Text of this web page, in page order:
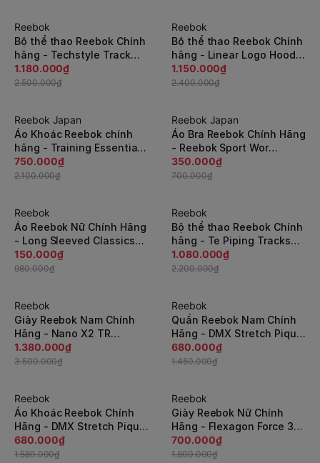
-53%
Reebok
Bộ thể thao Reebok Chính
hãng - Techstyle Track
Suit - Đen | JapanSport
GT5729
1.180.000₫
2.500.000₫
-53%
Reebok
Bộ thể thao Reebok Chính
hãng - Linear Logo Hoodie
Track Suit - Đen |
JapanSport FT0918
1.150.000₫
2.400.000₫
-65%
Reebok Japan
Áo Khoác Reebok chính
hãng - Training Essentials
Woven Linear Logo - Xanh
| JapanSport FU2192
750.000₫
2.100.000₫
-50%
Reebok Japan
Áo Bra Reebok Chính Hãng
- Reebok Sport Wor
Racerback - Cam |
JapanSport DH1957
350.000₫
700.000₫
-85%
Reebok
Áo Reebok Nữ Chính Hãng
- Long Sleeved Classics
Crop - White | JapanSport
- CF3148
150.000₫
980.000₫
-51%
Reebok
Bộ thể thao Reebok Chính
hãng - Te Piping Tracksuit
- Đen | JapanSport
GS9309
1.080.000₫
2.200.000₫
-61%
Reebok
Giày Reebok Nam Chính
Hãng - Nano X2 TR
Adventure - Xám |
JapanSport GY2117
1.380.000₫
3.500.000₫
-54%
Reebok
Quần Reebok Nam Chính
Hãng - DMX Stretch Pique
Pant - Xám | JapanSport
HK7045
680.000₫
1.450.000₫
-57%
Reebok
Áo Khoác Reebok Chính
Hãng - DMX Stretch Pique
Track Jacket - Xám |
JapanSport HK7044
680.000₫
1.580.000₫
-62%
Reebok
Giày Reebok Nữ Chính
Hãng - Flexagon Force 3
Wide D - Trắng |
JapanSport GY6522
700.000₫
1.800.000₫